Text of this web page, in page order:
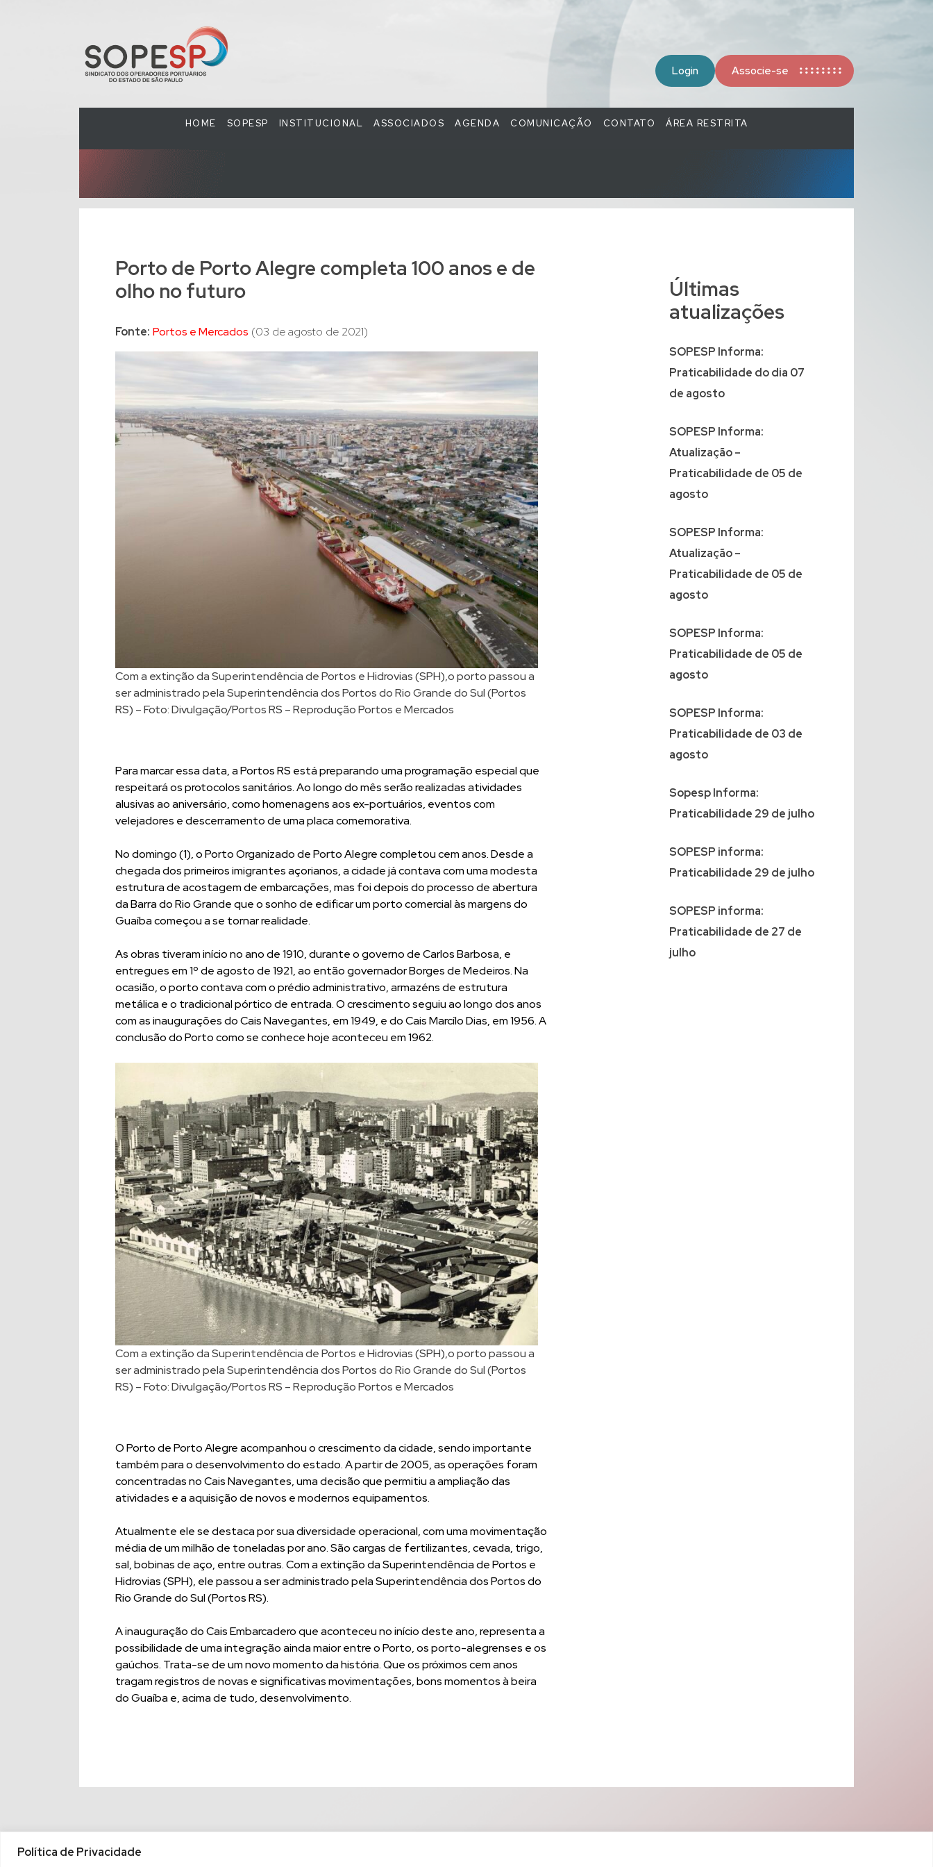
Política de Privacidade
Login Associe-se
HOME SOPESP INSTITUCIONAL ASSOCIADOS AGENDA COMUNICAÇÃO CONTATO ÁREA RESTRITA
Porto de Porto Alegre completa 100 anos e de
olho no futuro
Fonte: Portos e Mercados (03 de agosto de 2021)
Com a extinção da Superintendência de Portos e Hidrovias (SPH),o porto passou a
ser administrado pela Superintendência dos Portos do Rio Grande do Sul (Portos
RS) – Foto: Divulgação/Portos RS – Reprodução Portos e Mercados
Para marcar essa data, a Portos RS está preparando uma programação especial que
respeitará os protocolos sanitários. Ao longo do mês serão realizadas atividades
alusivas ao aniversário, como homenagens aos ex-portuários, eventos com
velejadores e descerramento de uma placa comemorativa.
No domingo (1), o Porto Organizado de Porto Alegre completou cem anos. Desde a
chegada dos primeiros imigrantes açorianos, a cidade já contava com uma modesta
estrutura de acostagem de embarcações, mas foi depois do processo de abertura
da Barra do Rio Grande que o sonho de edificar um porto comercial às margens do
Guaíba começou a se tornar realidade.
As obras tiveram início no ano de 1910, durante o governo de Carlos Barbosa, e
entregues em 1º de agosto de 1921, ao então governador Borges de Medeiros. Na
ocasião, o porto contava com o prédio administrativo, armazéns de estrutura
metálica e o tradicional pórtico de entrada. O crescimento seguiu ao longo dos anos
com as inaugurações do Cais Navegantes, em 1949, e do Cais Marcílo Dias, em 1956. A
conclusão do Porto como se conhece hoje aconteceu em 1962.
Com a extinção da Superintendência de Portos e Hidrovias (SPH),o porto passou a
ser administrado pela Superintendência dos Portos do Rio Grande do Sul (Portos
RS) – Foto: Divulgação/Portos RS – Reprodução Portos e Mercados
O Porto de Porto Alegre acompanhou o crescimento da cidade, sendo importante
também para o desenvolvimento do estado. A partir de 2005, as operações foram
concentradas no Cais Navegantes, uma decisão que permitiu a ampliação das
atividades e a aquisição de novos e modernos equipamentos.
Atualmente ele se destaca por sua diversidade operacional, com uma movimentação
média de um milhão de toneladas por ano. São cargas de fertilizantes, cevada, trigo,
sal, bobinas de aço, entre outras. Com a extinção da Superintendência de Portos e
Hidrovias (SPH), ele passou a ser administrado pela Superintendência dos Portos do
Rio Grande do Sul (Portos RS).
A inauguração do Cais Embarcadero que aconteceu no início deste ano, representa a
possibilidade de uma integração ainda maior entre o Porto, os porto-alegrenses e os
gaúchos. Trata-se de um novo momento da história. Que os próximos cem anos
tragam registros de novas e significativas movimentações, bons momentos à beira
do Guaíba e, acima de tudo, desenvolvimento.
Últimas
atualizações
SOPESP Informa:
Praticabilidade do dia 07
de agosto
SOPESP Informa:
Atualização –
Praticabilidade de 05 de
agosto
SOPESP Informa:
Atualização –
Praticabilidade de 05 de
agosto
SOPESP Informa:
Praticabilidade de 05 de
agosto
SOPESP Informa:
Praticabilidade de 03 de
agosto
Sopesp Informa:
Praticabilidade 29 de julho
SOPESP informa:
Praticabilidade 29 de julho
SOPESP informa:
Praticabilidade de 27 de
julho